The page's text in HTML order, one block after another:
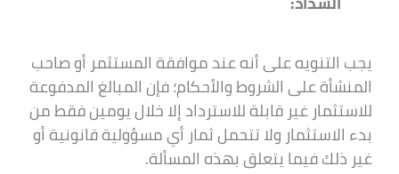
يجب التنويه على أنه عند موافقة المستثمر أو صاحب
المنشأة على الشروط والأحكام؛ فإن المبالغ المدفوعة
للاستثمار غير قابلة للاسترداد إلا خلال يومين فقط من
بدء الاستثمار ولا تتحمل ثمار أي مسؤولية قانونية أو
غير ذلك فيما يتعلق بهذه المسألة.